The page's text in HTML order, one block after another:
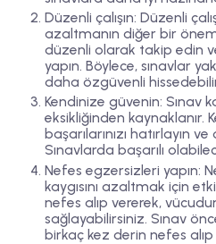
Düzenli çalışın: Düzenli
azaltmanın diğer bir
düzenli olarak takip edin
yapın. Böylece, sınavlar
daha özgüvenli
Kendinize güvenin: Sınav
eksikliğinden kaynaklanır.
başarılarınızı hatırlayın
Sınavlarda başarılı
Nefes egzersizleri yapın:
kaygısını azaltmak için
nefes alıp vererek,
sağlayabilirsiniz. Sınav
birkaç kez derin nefes alıp